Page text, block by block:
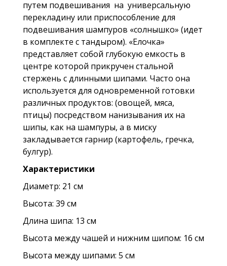
путем подвешивания на универсальную
перекладину или приспособление для
подвешивания шампуров «солнышко» (идет
в комплекте с тандыром). «Елочка»
представляет собой глубокую емкость в
центре которой прикручен стальной
стержень с длинными шипами. Часто она
используется для одновременной готовки
различных продуктов: (овощей, мяса,
птицы) посредством нанизывания их на
шипы, как на шампуры, а в миску
закладывается гарнир (картофель, гречка,
булгур).
Характеристики
Диаметр: 21 см
Высота: 39 см
Длина шипа: 13 см
Высота между чашей и нижним шипом: 16 см
Высота между шипами: 5 см